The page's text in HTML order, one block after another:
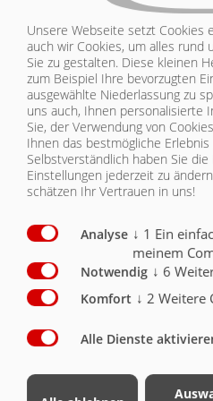
PLZ / Ort
Telefon
E-Mailadresse*
Hinweis zum
Datenschutz
Ich bin mir bewusst dass meine
personenbezogenen Daten
Unsere Webseite setzt Cookies
auch wir Cookies, um alles rund
Sie zu gestalten. Diese kleinen
zum Beispiel Ihre bevorzugten
ausgewählte Niederlassung zu
uns auch, Ihnen personalisierte
Sie, der Verwendung von
Ihnen das bestmögliche
Selbstverständlich haben Sie
Einstellungen jederzeit zu
schätzen Ihr Vertrauen in uns!
Analyse ↓ 1 Ein
meinem
Notwendig ↓ 6
Komfort ↓ 2 Weitere
Alle Dienste